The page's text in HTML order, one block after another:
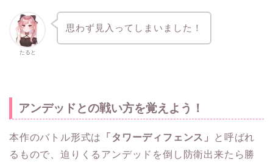
たると
思わず見入ってしまいました！
アンデッドとの戦い方を覚えよう！
本作のバトル形式は 「タワーディフェンス」
と呼ばれ
るもので、迫りくるアンデッドを倒し防衛出来たら勝